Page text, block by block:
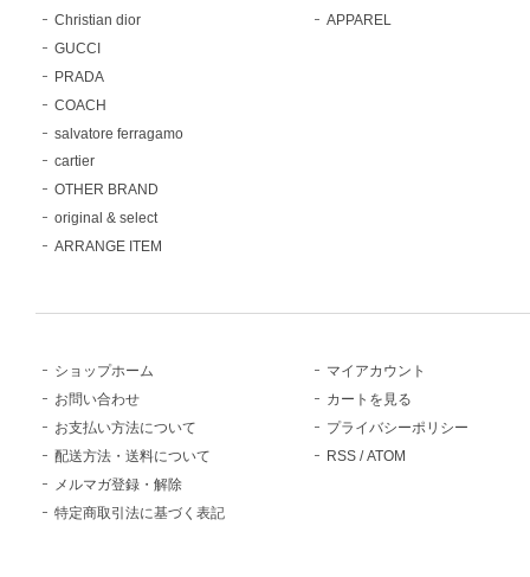
Christian dior
GUCCI
PRADA
COACH
salvatore ferragamo
cartier
OTHER BRAND
original & select
ARRANGE ITEM
APPAREL
ショップホーム
お問い合わせ
お支払い方法について
配送方法・送料について
メルマガ登録・解除
特定商取引法に基づく表記
マイアカウント
カートを見る
プライバシーポリシー
RSS /ATOM